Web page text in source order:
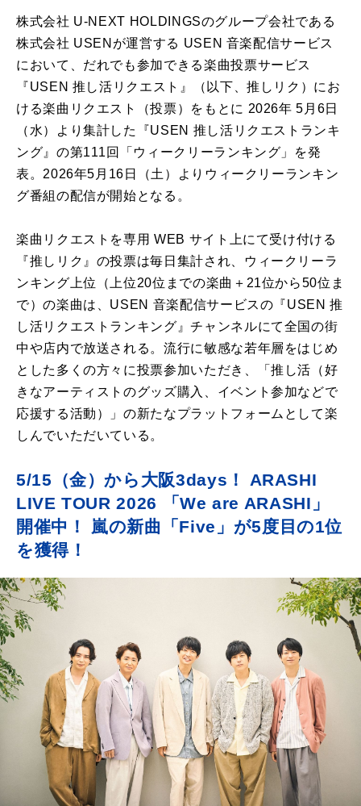
株式会社 U-NEXT HOLDINGSのグループ会社である
株式会社 USENが運営する USEN 音楽配信サービス
において、だれでも参加できる楽曲投票サービス
『USEN 推し活リクエスト』（以下、推しリク）にお
ける楽曲リクエスト（投票）をもとに 2026年 5月6日
（水）より集計した『USEN 推し活リクエストランキ
ング』の第111回「ウィークリーランキング」を発
表。2026年5月16日（土）よりウィークリーランキン
グ番組の配信が開始となる。
楽曲リクエストを専用 WEB サイト上にて受け付ける
『推しリク』の投票は毎日集計され、ウィークリーラ
ンキング上位（上位20位までの楽曲＋21位から50位ま
で）の楽曲は、USEN 音楽配信サービスの『USEN 推
し活リクエストランキング』チャンネルにて全国の街
中や店内で放送される。流行に敏感な若年層をはじめ
とした多くの方々に投票参加いただき、「推し活（好
きなアーティストのグッズ購入、イベント参加などで
応援する活動）」の新たなプラットフォームとして楽
しんでいただいている。
5/15（金）から大阪3days！ ARASHI
LIVE TOUR 2026 「We are ARASHI」
開催中！ 嵐の新曲「Five」が5度目の1位
を獲得！